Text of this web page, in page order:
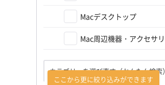
Macデスクトップ
Mac周辺機器・アクセサリ
カテゴリーを選び直す（かんたん検索）
ここから更に絞り込みができます